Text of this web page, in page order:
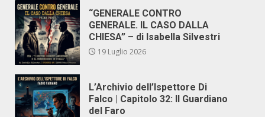
“GENERALE CONTRO
GENERALE. IL CASO DALLA
CHIESA” – di Isabella Silvestri
19 Luglio 2026
L’Archivio dell’Ispettore Di
Falco | Capitolo 32: Il Guardiano
del Faro